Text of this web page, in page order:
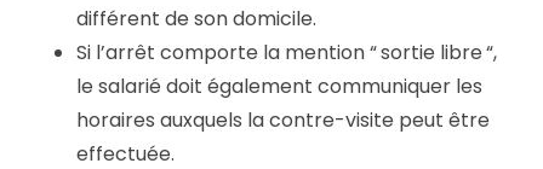
différent de son domicile.
Si l’arrêt comporte la mention “ sortie libre “,
le salarié doit également communiquer les
horaires auxquels la contre-visite peut être
effectuée.